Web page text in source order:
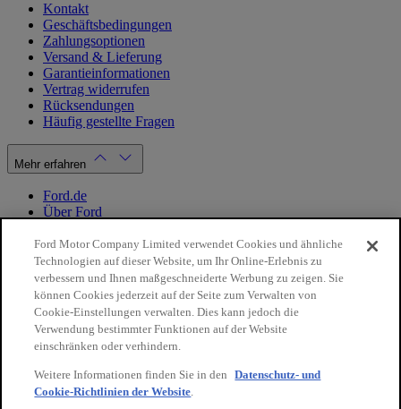
Kontakt
Geschäftsbedingungen
Zahlungsoptionen
Versand & Lieferung
Garantieinformationen
Vertrag widerrufen
Rücksendungen
Häufig gestellte Fragen
Mehr erfahren
Ford.de
Über Ford
Datenschutzbestimmungen
Impressum
Mein Konto
Login / Registrierung
Meine Bestellungen
Land ändern
Ford Motor Company Limited verwendet Cookies und ähnliche
Technologien auf dieser Website, um Ihr Online-Erlebnis zu
verbessern und Ihnen maßgeschneiderte Werbung zu zeigen. Sie
können Cookies jederzeit auf der Seite zum Verwalten von
Cookie-Einstellungen verwalten. Dies kann jedoch die
Verwendung bestimmter Funktionen auf der Website
einschränken oder verhindern.
Weitere Informationen finden Sie in den
Datenschutz- und
Cookie-Richtlinien der Website.